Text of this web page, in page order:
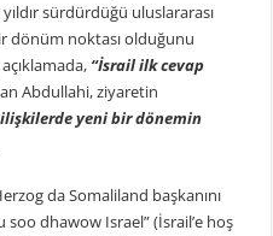
sürdürdüğü uluslararası
dönüm noktası olduğunu
açıklamada, “İsrail ilk cevap
Abdullahi, ziyaretin
yeni bir dönemin
da Somaliland başkanını
soo dhawow Israel” (İsrail’e hoş